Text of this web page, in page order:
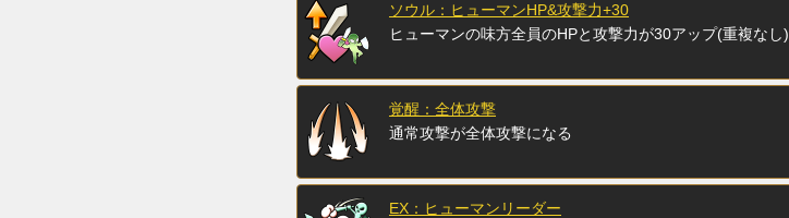
ソウル：ヒューマンHP&攻撃力+30
ヒューマンの味方全員のHPと攻撃力が30アップ(重複なし)
覚醒：全体攻撃
通常攻撃が全体攻撃になる
EX：ヒューマンリーダー